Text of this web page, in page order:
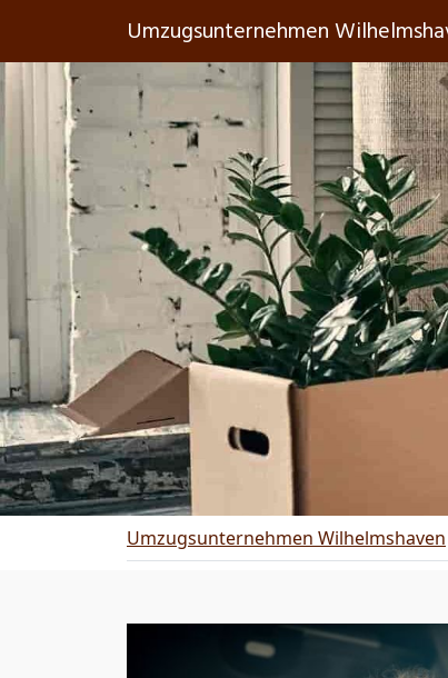
Umzugsunternehmen
Umzugsunternehmen Wilhelmshaven